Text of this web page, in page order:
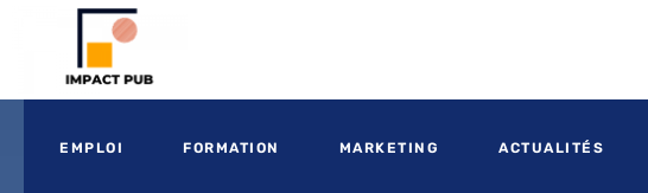
EMPLOI FORMATION MARKETING ACTUALITÉS